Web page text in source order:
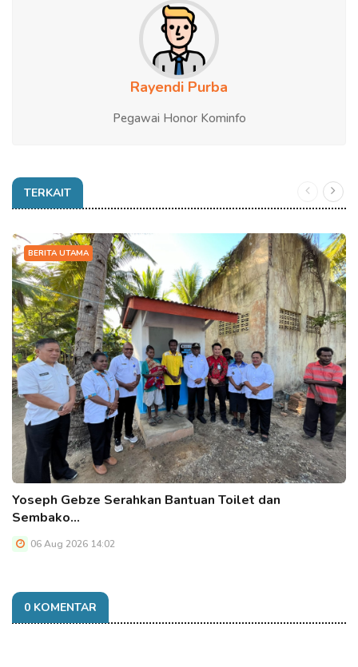
Rayendi Purba
Pegawai Honor Kominfo
TERKAIT
BERITA UTAMA
Yoseph Gebze Serahkan Bantuan Toilet dan
Sembako…
06 Aug 2026 14:02
0 KOMENTAR